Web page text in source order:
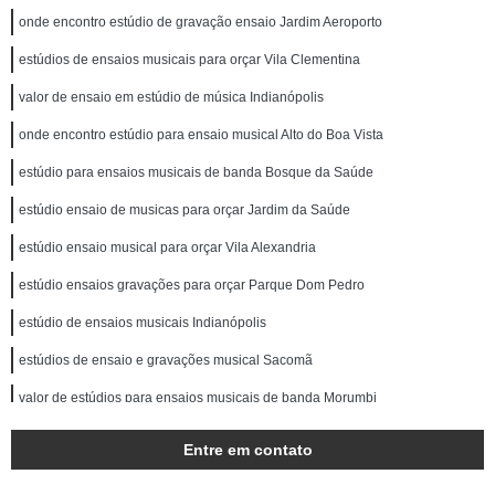
onde encontro estúdio de gravação ensaio Jardim Aeroporto
estúdios de ensaios musicais para orçar Vila Clementina
valor de ensaio em estúdio de música Indianópolis
onde encontro estúdio para ensaio musical Alto do Boa Vista
estúdio para ensaios musicais de banda Bosque da Saúde
estúdio ensaio de musicas para orçar Jardim da Saúde
estúdio ensaio musical para orçar Vila Alexandria
estúdio ensaios gravações para orçar Parque Dom Pedro
estúdio de ensaios musicais Indianópolis
estúdios de ensaio e gravações musical Sacomã
valor de estúdios para ensaios musicais de banda Morumbi
estúdio ensaio de musicas Jurubatuba
Entre em contato